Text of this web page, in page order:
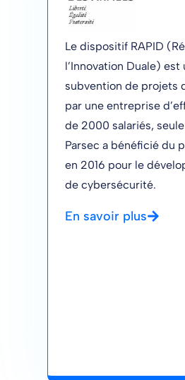
Le dispositif RAPID
l’Innovation Duale)
subvention de projets
par une entreprise
de 2000 salariés,
Parsec a bénéficié du
en 2016 pour le
de cybersécurité.
En savoir plus